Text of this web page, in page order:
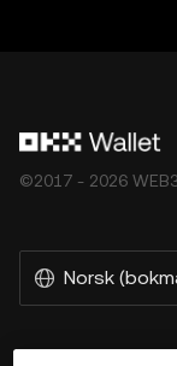
©2017 - 2026
Norsk